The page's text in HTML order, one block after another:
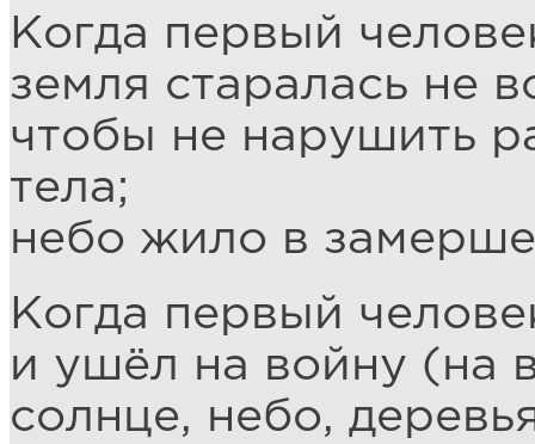
Когда первый
земля старалась не
чтобы не нарушить
тела;
небо жило в
Когда первый
и ушёл на войну (на
солнце, небо,